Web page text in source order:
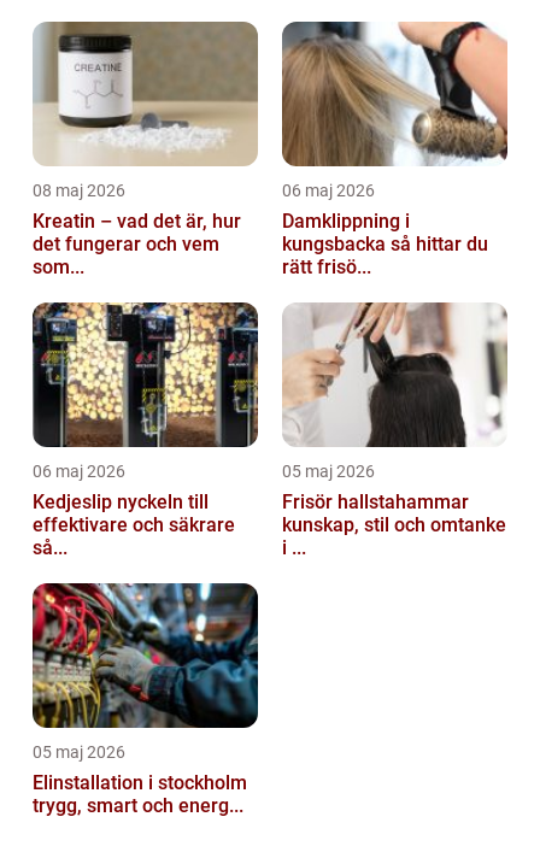
08 maj 2026
Kreatin – vad det är, hur
det fungerar och vem
som...
06 maj 2026
Damklippning i
kungsbacka så hittar du
rätt frisö...
06 maj 2026
Kedjeslip nyckeln till
effektivare och säkrare
så...
05 maj 2026
Frisör hallstahammar
kunskap, stil och omtanke
i ...
05 maj 2026
Elinstallation i stockholm
trygg, smart och energ...